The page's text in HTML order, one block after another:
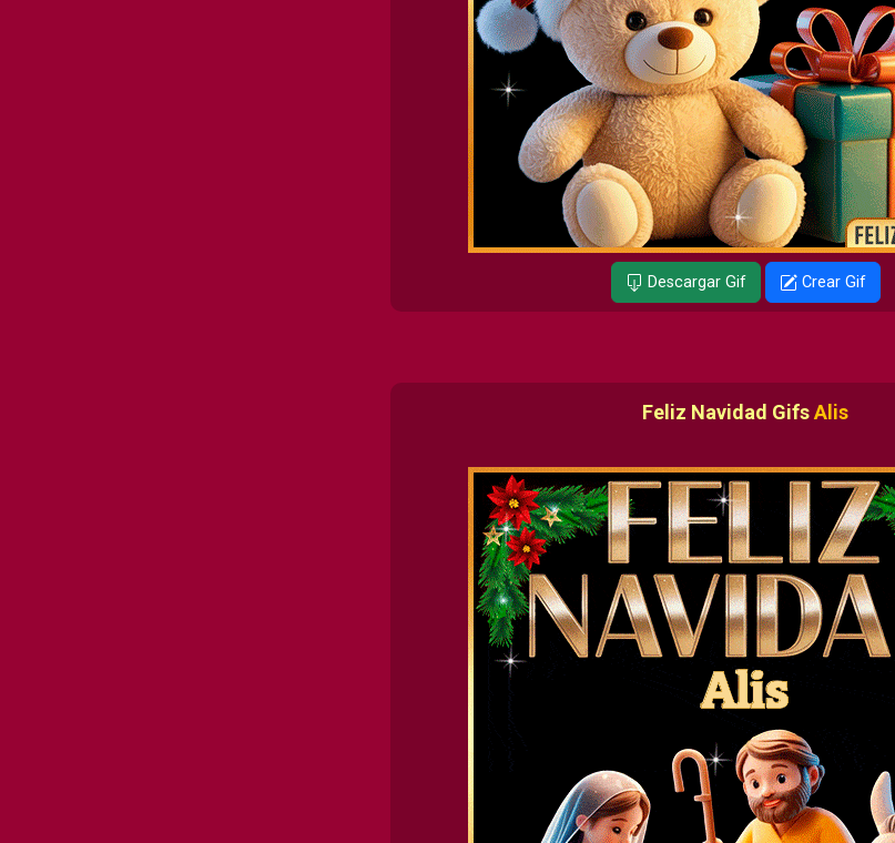
Descargar Gif Crear Gif
Feliz Navidad GifsAlis